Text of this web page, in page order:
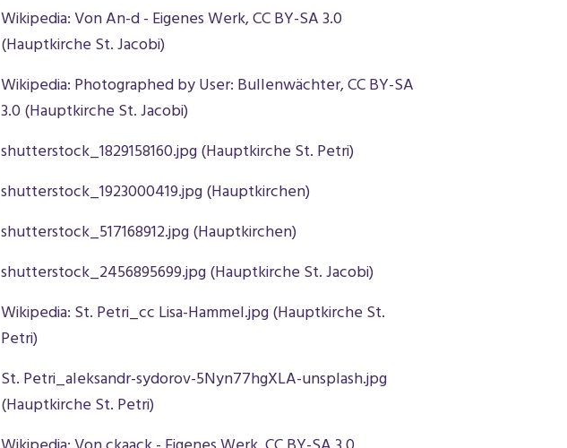
Wikipedia: Von An-d - Eigenes Werk, CC BY-SA 3.0
(Hauptkirche St. Jacobi)
Wikipedia: Photographed by User: Bullenwächter, CC BY-SA
3.0 (Hauptkirche St. Jacobi)
shutterstock_1829158160.jpg(Hauptkirche St. Petri)
shutterstock_1923000419.jpg (Hauptkirchen)
shutterstock_517168912.jpg (Hauptkirchen)
shutterstock_2456895699.jpg(Hauptkirche St. Jacobi)
Wikipedia: St. Petri_cc Lisa-Hammel.jpg (Hauptkirche St.
Petri)
St. Petri_aleksandr-sydorov-5Nyn77hgXLA-unsplash.jpg
(Hauptkirche St. Petri)